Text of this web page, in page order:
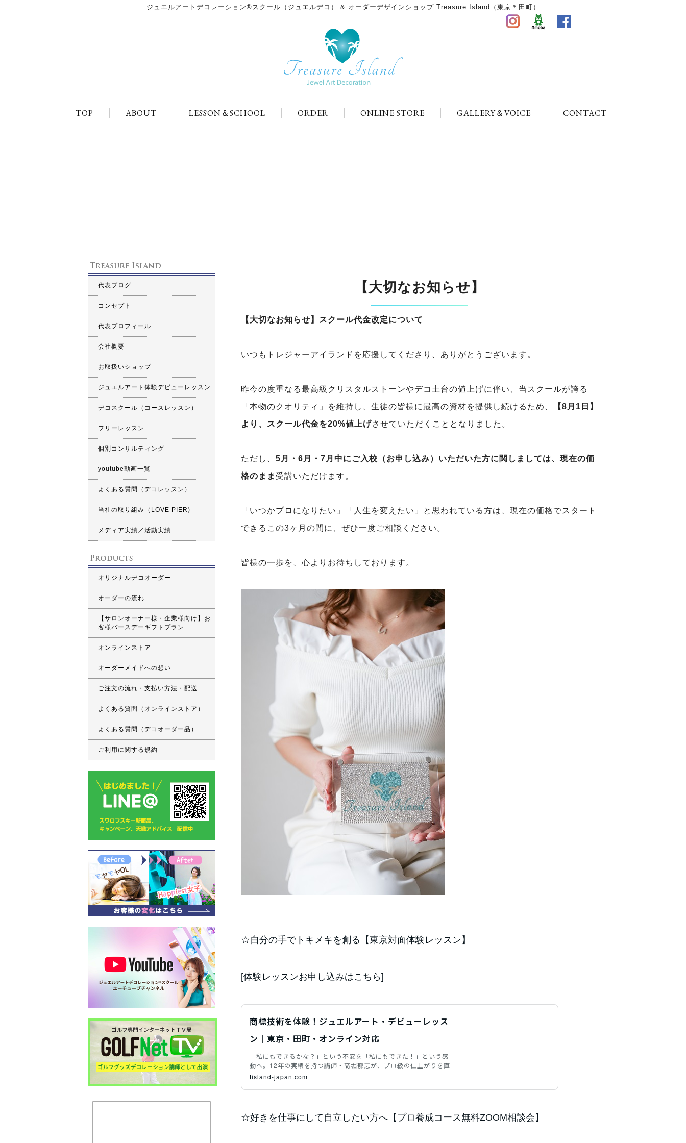
ジュエルアートデコレーション®スクール（ジュエルデコ） & オーダーデザインショップ Treasure Island（東京＊田町）
TOP ABOUT LESSON＆SCHOOL ORDER ONLINE STORE GALLERY＆VOICE CONTACT
代表ブログ
コンセプト
代表プロフィール
会社概要
お取扱いショップ
ジュエルアート体験デビューレッスン
デコスクール（コースレッスン）
フリーレッスン
個別コンサルティング
youtube動画一覧
よくある質問（デコレッスン）
当社の取り組み（LOVE PIER)
メディア実績／活動実績
オリジナルデコオーダー
オーダーの流れ
【サロンオーナー様・企業様向け】お
客様バースデーギフトプラン
オンラインストア
オーダーメイドへの想い
ご注文の流れ・支払い方法・配送
よくある質問（オンラインストア）
よくある質問（デコオーダー品）
ご利用に関する規約
【大切なお知らせ】
【大切なお知らせ】スクール代金改定について
いつもトレジャーアイランドを応援してくださり、ありがとうございます。
昨今の度重なる最高級クリスタルストーンやデコ土台の値上げに伴い、当スクールが誇る
「本物のクオリティ」を維持し、生徒の皆様に最高の資材を提供し続けるため、
【8月1日】
より、スクール代金を20%値上げさせていただくこととなりました。
ただし、 5月・6月・7月中にご入校（お申し込み）いただいた方に関しましては、現在の価
格のまま 受講いただけます。
「いつかプロになりたい」「人生を変えたい」と思われている方は、現在の価格でスタート
できるこの3ヶ月の間に、ぜひ一度ご相談ください。
皆様の一歩を、心よりお待ちしております。
☆自分の手でトキメキを創る【東京対面体験レッスン】
[体験レッスンお申し込みはこちら]
商標技術を体験！ジュエルアート・デビューレッス
ン｜東京・田町・オンライン対応
「私にもできるかな？」という不安を「私にもできた！」という感
動へ。12年の実績を持つ講師・高堀郁恵が、プロ級の仕上がりを直
tisland-japan.com
☆好きを仕事にして自立したい方へ【プロ養成コース無料ZOOM相談会】